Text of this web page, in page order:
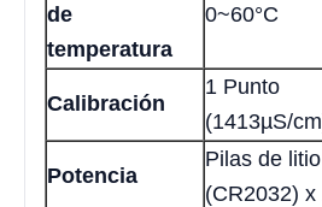
de
temperatura
0~60°C
Calibración
1 Punto
(1413µS/
Potencia
Pilas de litio
(CR2032) x